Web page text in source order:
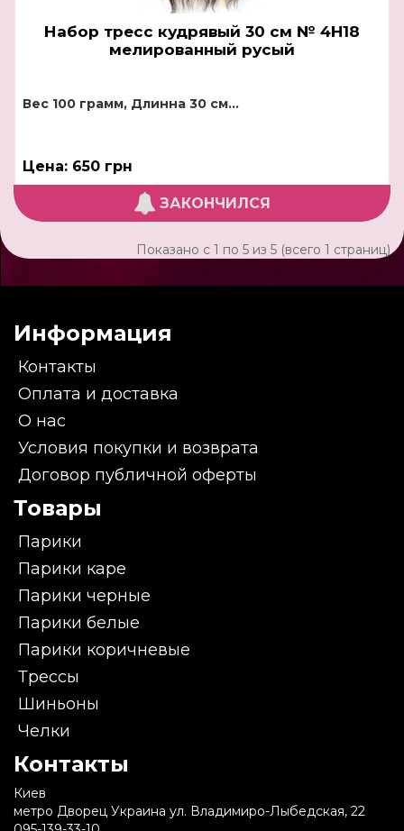
Набор тресс кудрявый 30 см № 4H18
мелированный русый
Вес 100 грамм, Длинна 30 см...
Цена: 650 грн
ЗАКОНЧИЛСЯ
Показано с 1 по 5 из 5 (всего 1 страниц)
Информация
Контакты
Оплата и доставка
О нас
Условия покупки и возврата
Договор публичной оферты
Товары
Парики
Парики каре
Парики черные
Парики белые
Парики коричневые
Трессы
Шиньоны
Челки
Контакты
Киев
метро Дворец Украина ул. Владимиро-Лыбедская, 22